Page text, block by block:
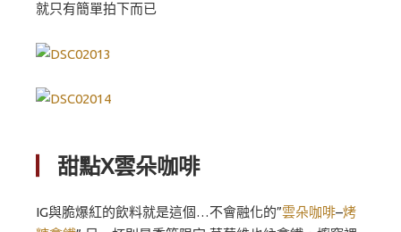
就只有簡單拍下而已
甜點X雲朵咖啡
IG與脆爆紅的飲料就是這個…不會融化的”雲朵咖啡–烤